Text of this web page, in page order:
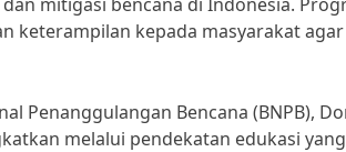
keterampilan kepada masyarakat
Penanggulangan Bencana (BNPB),
melalui pendekatan edukasi